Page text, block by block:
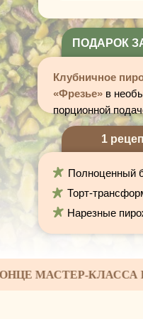
1
ПОДАРОК
Клубничное
«Фрезье» в
порционной
Полноценный
Торт-
Нарезные
КЛАССА